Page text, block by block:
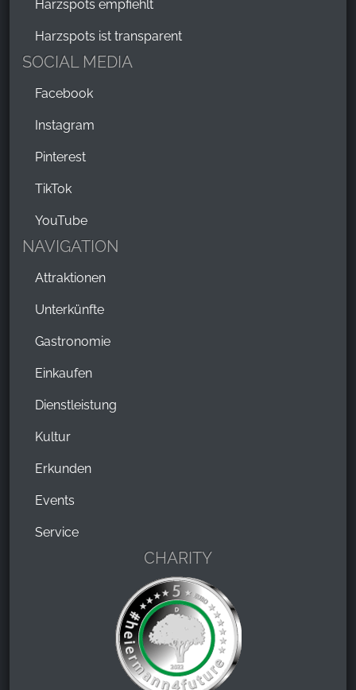
Harzspots empfiehlt
Harzspots ist transparent
SOCIAL MEDIA
Facebook
Instagram
Pinterest
TikTok
YouTube
NAVIGATION
Attraktionen
Unterkünfte
Gastronomie
Einkaufen
Dienstleistung
Kultur
Erkunden
Events
Service
CHARITY